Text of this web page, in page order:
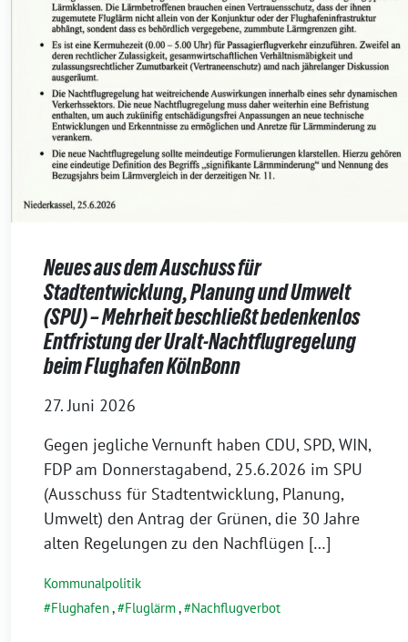
Neues aus dem Auschuss für
Stadtentwicklung, Planung und Umwelt
(SPU) – Mehrheit beschließt bedenkenlos
Entfristung der Uralt-Nachtflugregelung
beim Flughafen KölnBonn
27. Juni 2026
Gegen jegliche Vernunft haben CDU, SPD, WIN,
FDP am Donnerstagabend, 25.6.2026 im SPU
(Ausschuss für Stadtentwicklung, Planung,
Umwelt) den Antrag der Grünen, die 30 Jahre
alten Regelungen zu den Nachflügen […]
Kommunalpolitik
Flughafen, Fluglärm, Nachflugverbot